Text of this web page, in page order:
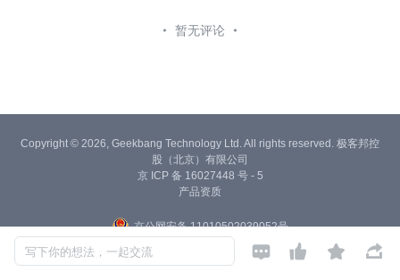
暂无评论
写下你的想法，一起交流    
Copyright © 2026, Geekbang Technology Ltd. All rights reserved. 极客邦控
股（北京）有限公司
京 ICP 备 16027448 号 - 5
产品资质
京公网安备 11010502039052号